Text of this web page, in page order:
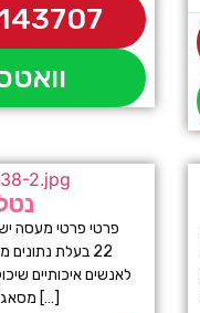
פרטי פרטי מעסה
22 בעלת
לאנשים איכותיים
מסאג’ מהסרטים. חזרה: ל […]